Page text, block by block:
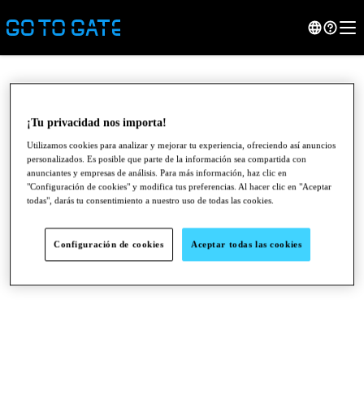
●●●
¡Tu privacidad nos importa!
Utilizamos cookies para analizar y mejorar tu experiencia, ofreciendo así anuncios
personalizados. Es posible que parte de la información sea compartida con
anunciantes y empresas de análisis. Para más información, haz clic en
"Configuración de cookies" y modifica tus preferencias. Al hacer clic en "Aceptar
todas", darás tu consentimiento a nuestro uso de todas las cookies.
Configuración de cookies Aceptar todas las cookies